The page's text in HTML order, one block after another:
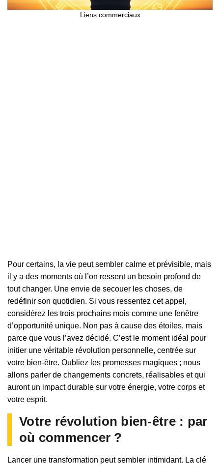
Liens commerciaux
Pour certains, la vie peut sembler calme et prévisible, mais
il y a des moments où l’on ressent un besoin profond de
tout changer. Une envie de secouer les choses, de
redéfinir son quotidien. Si vous ressentez cet appel,
considérez les trois prochains mois comme une fenêtre
d’opportunité unique. Non pas à cause des étoiles, mais
parce que vous l’avez décidé. C’est le moment idéal pour
initier une véritable révolution personnelle, centrée sur
votre bien-être. Oubliez les promesses magiques ; nous
allons parler de changements concrets, réalisables et qui
auront un impact durable sur votre énergie, votre corps et
votre esprit.
Votre révolution bien-être : par
où commencer ?
Lancer une transformation peut sembler intimidant. La clé